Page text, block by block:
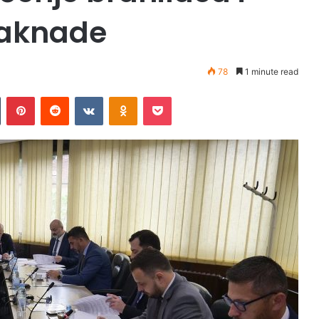
78 1 minute read